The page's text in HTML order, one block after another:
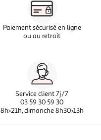
Paiement sécurisé en ligne
ou au retrait
Service client 7j/7
03 59 30 59 30
8h>21h, dimanche 8h30>13h